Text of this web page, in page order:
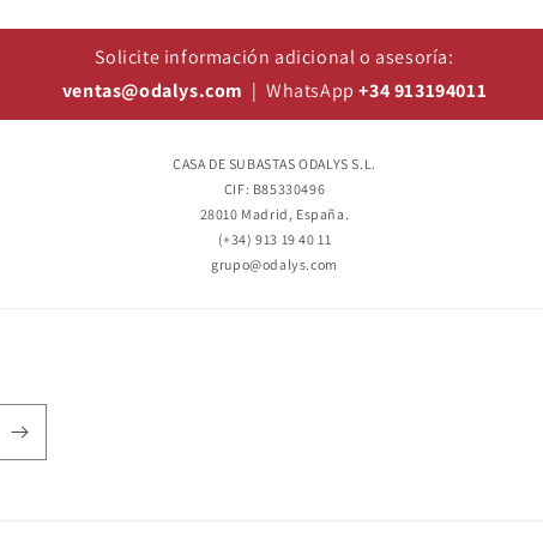
Solicite información adicional o asesoría:
ventas@odalys.com | WhatsApp+34 913194011
CASA DE SUBASTAS ODALYS S.L.
CIF: B85330496
28010 Madrid, España.
(+34) 913 19 40 11
grupo@odalys.com